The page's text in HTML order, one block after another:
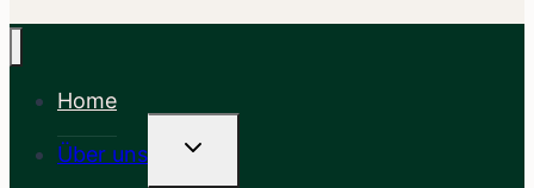
Home
Über uns
Untermenü